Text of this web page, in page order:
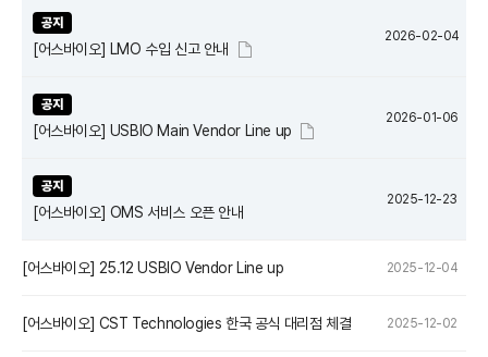
공지
[어스바이오] LMO 수입 신고 안내
2026-02-04
공지
[어스바이오] USBIO Main Vendor Line up
2026-01-06
공지
[어스바이오] OMS 서비스 오픈 안내
2025-12-23
[어스바이오] 25.12 USBIO Vendor Line up 2025-12-04
[어스바이오] CST Technologies 한국 공식 대리점 체결 2025-12-02